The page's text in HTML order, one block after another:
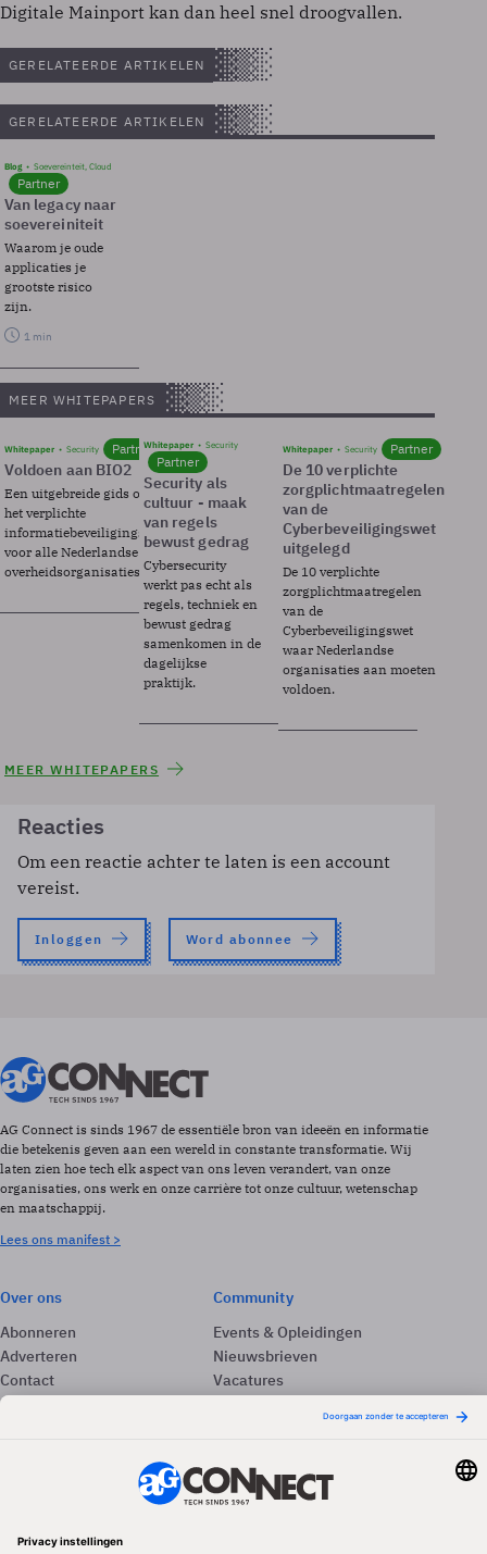
Digitale Mainport kan dan heel snel droogvallen.
GERELATEERDE ARTIKELEN
GERELATEERDE ARTIKELEN
Blog Soevereinteit, Cloud
Partner
Van legacy naar
soevereiniteit
Waarom je oude
applicaties je
grootste risico
zijn.
1 min
MEER WHITEPAPERS
Whitepaper Security Partner
Voldoen aan BIO2
Een uitgebreide gids over BIO2,
het verplichte
informatiebeveiligingsframework
voor alle Nederlandse
overheidsorganisaties.
Whitepaper Security
Partner
Security als
cultuur - maak
van regels
bewust gedrag
Cybersecurity
werkt pas echt als
regels, techniek en
bewust gedrag
samenkomen in de
dagelijkse
praktijk.
Whitepaper Security Partner
De 10 verplichte
zorgplichtmaatregelen
van de
Cyberbeveiligingswet
uitgelegd
De 10 verplichte
zorgplichtmaatregelen
van de
Cyberbeveiligingswet
waar Nederlandse
organisaties aan moeten
voldoen.
MEER WHITEPAPERS
Reacties
Om een reactie achter te laten is een account
vereist.
Inloggen Word abonnee
AG Connect is sinds 1967 de essentiële bron van ideeën en informatie
die betekenis geven aan een wereld in constante transformatie. Wij
laten zien hoe tech elk aspect van ons leven verandert, van onze
organisaties, ons werk en onze carrière tot onze cultuur, wetenschap
en maatschappij.
Lees ons manifest >
Over ons
Abonneren
Adverteren
Contact
Colofon
Community
Events & Opleidingen
Nieuwsbrieven
Vacatures